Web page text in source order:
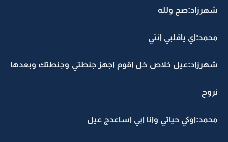
شهرزاد:صج ولله
محمد:اي ياقلبي انتي
شهرزاد:عيل خلاص خل اقوم اجهز جنطتي وجنطتك وبعدها
نروح
محمد:اوكي حياتي وانا ابي اساعدج عيل